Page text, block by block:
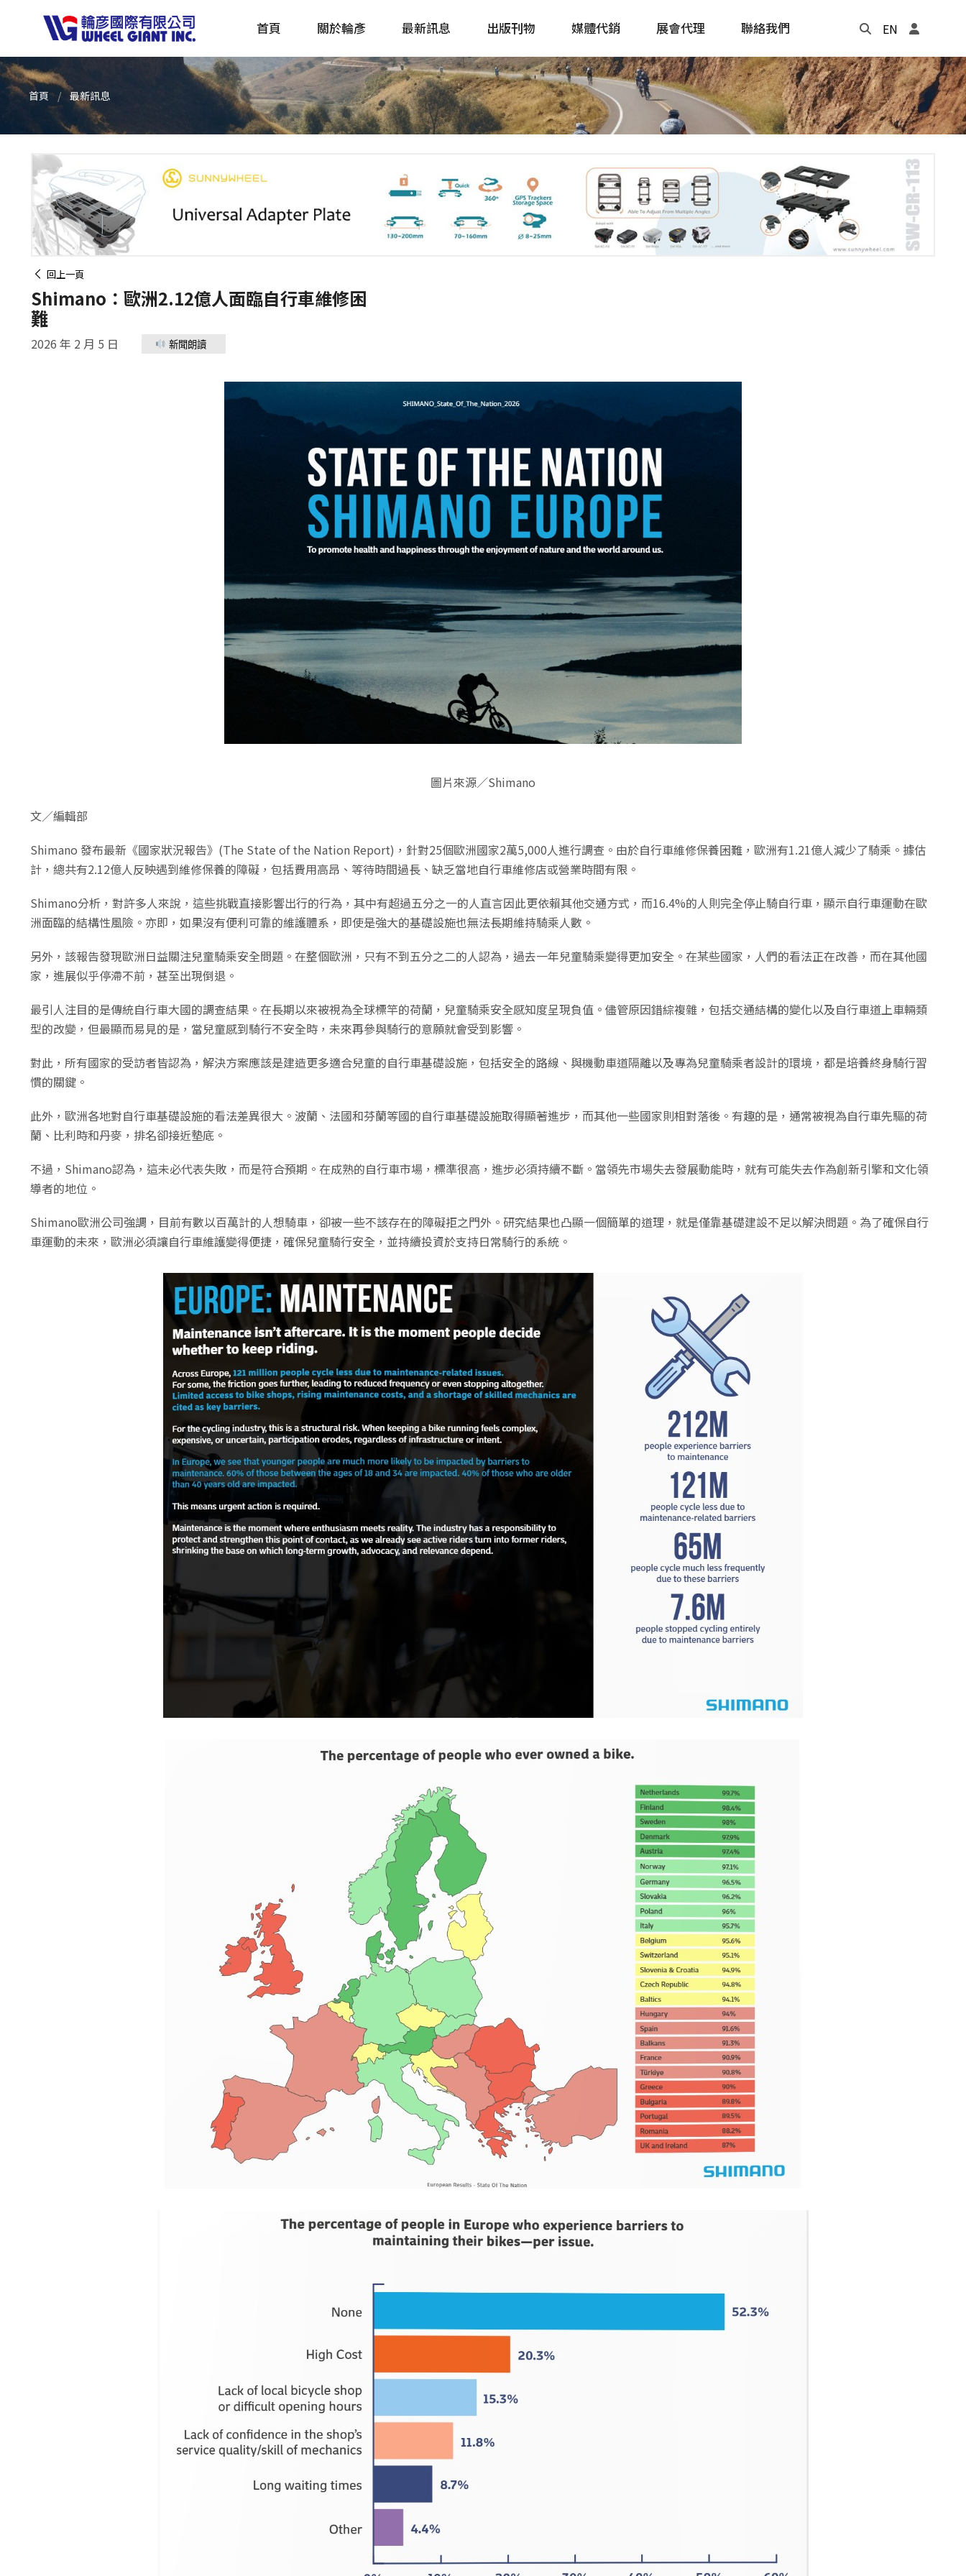
首頁 關於輪彥 最新訊息 出版刊物
產品採購指南 TBS
自行車&電動車市場快訊
Update
單車誌 Cycling Update
戶外探索 Outside
主題書籍
年度記事本
媒體代銷 展會代理 聯絡我們 EN
首頁 最新訊息
回上一頁
Shimano：歐洲2.12億人面臨自行車維修困
難
2026 年 2 月 5 日 新聞朗讀
圖片來源／Shimano
文／編輯部
Shimano 發布最新《國家狀況報告》(The State of the Nation Report)，針對25個歐洲國家2萬5,000人進行調查。由於自行車維修保養困難，歐洲有1.21億人減少了騎乘。據估
計，總共有2.12億人反映遇到維修保養的障礙，包括費用高昂、等待時間過長、缺乏當地自行車維修店或營業時間有限。
Shimano分析，對許多人來說，這些挑戰直接影響出行的行為，其中有超過五分之一的人直言因此更依賴其他交通方式，而16.4%的人則完全停止騎自行車，顯示自行車運動在歐
洲面臨的結構性風險。亦即，如果沒有便利可靠的維護體系，即使是強大的基礎設施也無法長期維持騎乘人數。
另外，該報告發現歐洲日益關注兒童騎乘安全問題。在整個歐洲，只有不到五分之二的人認為，過去一年兒童騎乘變得更加安全。在某些國家，人們的看法正在改善，而在其他國
家，進展似乎停滯不前，甚至出現倒退。
最引人注目的是傳統自行車大國的調查結果。在長期以來被視為全球標竿的荷蘭，兒童騎乘安全感知度呈現負值。儘管原因錯綜複雜，包括交通結構的變化以及自行車道上車輛類
型的改變，但最顯而易見的是，當兒童感到騎行不安全時，未來再參與騎行的意願就會受到影響。
對此，所有國家的受訪者皆認為，解決方案應該是建造更多適合兒童的自行車基礎設施，包括安全的路線、與機動車道隔離以及專為兒童騎乘者設計的環境，都是培養終身騎行習
慣的關鍵。
此外，歐洲各地對自行車基礎設施的看法差異很大。波蘭、法國和芬蘭等國的自行車基礎設施取得顯著進步，而其他一些國家則相對落後。有趣的是，通常被視為自行車先驅的荷
蘭、比利時和丹麥，排名卻接近墊底。
不過，Shimano認為，這未必代表失敗，而是符合預期。在成熟的自行車市場，標準很高，進步必須持續不斷。當領先市場失去發展動能時，就有可能失去作為創新引擎和文化領
導者的地位。
Shimano歐洲公司強調，目前有數以百萬計的人想騎車，卻被一些不該存在的障礙拒之門外。研究結果也凸顯一個簡單的道理，就是僅靠基礎建設不足以解決問題。為了確保自行
車運動的未來，歐洲必須讓自行車維護變得便捷，確保兒童騎行安全，並持續投資於支持日常騎行的系統。